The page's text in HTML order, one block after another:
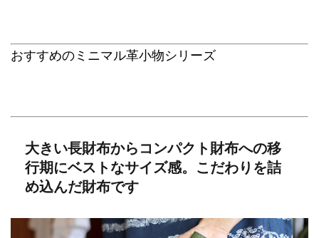
おすすめのミニマル革小物シリーズ
大きい長財布からコンパクト財布への移
行期にベストなサイズ感。こだわりを詰
め込んだ財布です